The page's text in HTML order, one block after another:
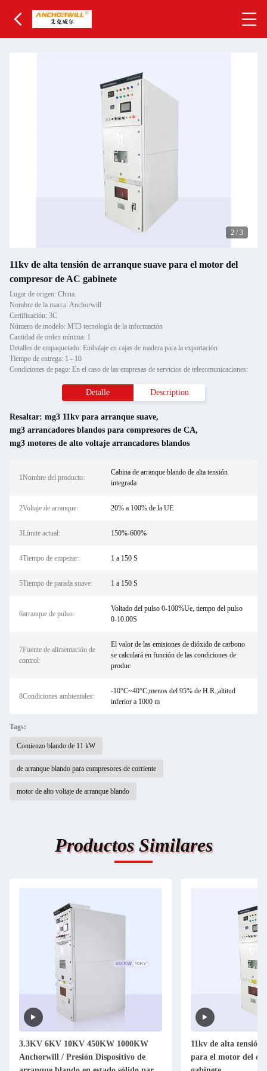
2 / 3
11kv de alta tensión de arranque suave para el motor del
compresor de AC gabinete
Lugar de origen: China.
Nombre de la marca: Anchorwill
Certificación: 3C
Número de modelo: MT3 tecnología de la información
Cantidad de orden mínima: 1
Detalles de empaquetado: Embalaje en cajas de madera para la exportación
Tiempo de entrega: 1 - 10
Condiciones de pago: En el caso de las empresas de servicios de telecomunicaciones:
Detalle Description
Resaltar: mg3 11kv para arranque suave,
mg3 arrancadores blandos para compresores de CA,
mg3 motores de alto voltaje arrancadores blandos
1Nombre del producto:
Cabina de arranque blando de alta tensión
integrada
2Voltaje de arranque: 20% a 100% de la UE
3Límite actual: 150%-600%
4Tiempo de empezar: 1 a 150 S
5Tiempo de parada suave: 1 a 150 S
6arranque de pulso:
Voltado del pulso 0-100%Ue, tiempo del pulso
0-10.00S
7Fuente de alimentación de
control:
El valor de las emisiones de dióxido de carbono
se calculará en función de las condiciones de
produc
8Condiciones ambientales:
-10°C~40°C;menos del 95% de H.R.;altitud
inferior a 1000 m
Tags:
Comienzo blando de 11 kW
de arranque blando para compresores de corriente
motor de alto voltaje de arranque blando
Productos Similares
3.3KV 6KV 10KV 450KW 1000KW
Anchorwill / Presión Dispositivo de
11kv de alta tensión
para el motor del